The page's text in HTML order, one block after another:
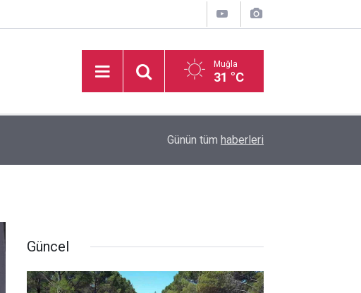
Muğla
31 °C
Muğlaspor, Sarıyer maçının hazırlıklarını
Günün tüm haberleri
Güncel